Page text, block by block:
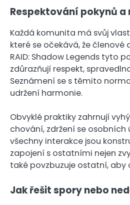
Respektování pokynů
Každá komunita má svůj
které se očekává, že členové
RAID: Shadow Legends tyto
zdůrazňují respekt,
Seznámení se s těmito
udržení harmonie.
Obvyklé praktiky zahrnují
chování, zdržení se osobních
všechny interakce jsou
zapojení s ostatními nejen
také povzbuzuje ostatní, aby
Jak řešit spory nebo